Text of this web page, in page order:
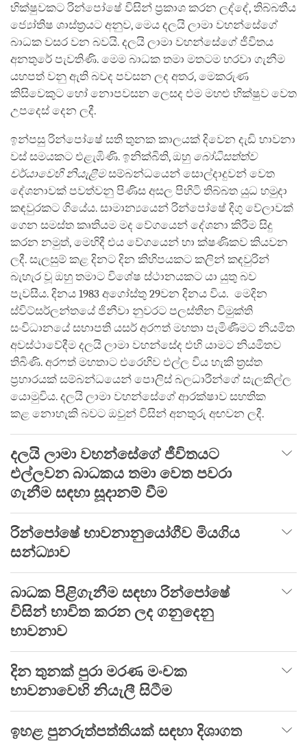
භික්ෂුවකට රින්පෝෂේ විසින් ප්‍රකාශ කරන ලද්දේ, තිබ්බතීය
ජ්‍යෝතිෂ ශාස්ත්‍රයට අනුව, මෙය දලයි ලාමා වහන්සේගේ
බාධක වසර වන බවයි. දලයි ලාමා වහන්සේගේ ජීවිතය
අනතුරේ පැවතිණි. මෙම බාධක තමා මතටම හරවා ගැනීම
යහපත් වනු ඇති බවද පවසන ලද අතර, මෙකරුණ
කිසිවෙකුට හෝ නොපවසන ලෙසද එම මහළු භික්ෂුව වෙත
උපදෙස් දෙන ලදී.
ඉන්පසු රින්පෝෂේ සති තුනක කාලයක් දිවෙන දැඩි භාවනා
වස් සමයකට එළැඹිණි. ඉනික්බිති, ඔහු බෝධිසත්ත්ව
චර්යාවෙහි නියැළීමසම්බන්ධයෙන් සොල්දාදුවන් වෙත
දේශනාවක් පවත්වනු පිණිස අසල පිහිටි තිබ්බත යුධ හමුදා
කඳවුරකට ගියේය. සාමාන්‍යයෙන් රින්පෝෂේ දිගු වේලාවක්
ගෙන සමස්ත කෘතියම මද වේගයෙන් දේශනා කිරීම සිදු
කරන නමුත්, මෙහිදී එය වේගයෙන් හා ක්ෂණිකව කියවන
ලදී. සැලසුම් කළ දිනට දින කිහිපයකට කලින් කඳවුරින්
බැහැර වූ ඔහු තමාට විශේෂ ස්ථානයකට යා යුතු බව
පැවසීය. දිනය 1983 අගෝස්තු 29වන දිනය විය. මෙදින
ස්විට්සර්ලන්තයේ ජිනීවා නුවරට පලස්තීන විමුක්ති
සංවිධානයේ සභාපති යසර් අරෆත් මහතා පැමිණීමට නියමිත
අවස්ථාවේදීම දලයි ලාමා වහන්සේද එහි යාමට නියමිතව
තිබිණි. අරෆත් මහතාට එරෙහිව එල්ල විය හැකි ත්‍රස්ත
ප්‍රහාරයක් සම්බන්ධයෙන් පොලිස් බලධාරීන්ගේ සැලකිල්ල
යොමුවිය. දලයි ලාමා වහන්සේගේ ආරක්ෂාව සහතික
කළ නොහැකි බවට ඔවුන් විසින් අනතුරු අඟවන ලදී.
දලයි ලාමා වහන්සේගේ ජීවිතයට
එල්ලවන බාධකය තමා වෙත පවරා
ගැනීම සඳහා සූදානම් වීම
රින්පෝෂේ භාවනානුයෝගීව මියගිය
සන්ධ්‍යාව
බාධක පිළිගැනීම සඳහා රින්පෝෂේ
විසින් භාවිත කරන ලද ගනුදෙනු
භාවනාව
දින තුනක් පුරා මරණ මංචක
භාවනාවෙහි නියැලී සිටීම
ඉහළ පුනරුත්පත්තියක් සඳහා දිශාගත